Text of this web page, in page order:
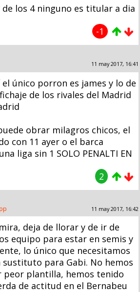
de los 4 ninguno es titular a dia
-1
11 may 2017, 16:41
el único porron es james y lo de
de los rivales del Madrid
obrar milagros chicos, el
con 11 ayer o el barca
liga sin 1 SOLO PENALTI EN
2
11 may 2017, 16:42
mira, deja de llorar y de ir de
equipo para estar en semis y
lo único que necesitamos
sustituto para Gabi. No hemos
plantilla, hemos tenido
de actitud en el Bernabeu